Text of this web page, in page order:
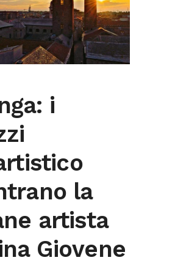
i
la
artista
Giovene